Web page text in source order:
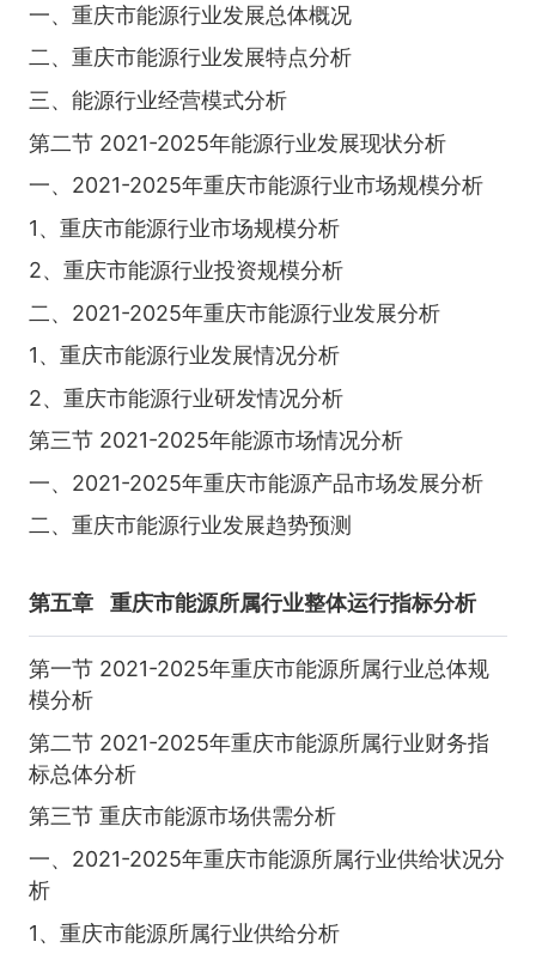
一、重庆市能源行业发展总体概况
二、重庆市能源行业发展特点分析
三、能源行业经营模式分析
第二节 2021-2025年能源行业发展现状分析
一、2021-2025年重庆市能源行业市场规模分析
1、重庆市能源行业市场规模分析
2、重庆市能源行业投资规模分析
二、2021-2025年重庆市能源行业发展分析
1、重庆市能源行业发展情况分析
2、重庆市能源行业研发情况分析
第三节 2021-2025年能源市场情况分析
一、2021-2025年重庆市能源产品市场发展分析
二、重庆市能源行业发展趋势预测
第五章 重庆市能源所属行业整体运行指标分析
第一节 2021-2025年重庆市能源所属行业总体规
模分析
第二节 2021-2025年重庆市能源所属行业财务指
标总体分析
第三节 重庆市能源市场供需分析
一、2021-2025年重庆市能源所属行业供给状况分
析
1、重庆市能源所属行业供给分析